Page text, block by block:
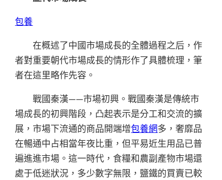
包養
在概述了中國市場成長的全體過程之后，作
者對重要朝代市場成長的情形作了具體梳理，筆
者在這里略作先容。
戰國秦漢——市場初興。戰國秦漢是傳統市
場成長的初興階段，凸起表示是分工和交流的擴
展，市場下流通的商品開端增包養網多，奢靡品
在暢通中占相當年夜比重，但平易近生用品已普
遍進進市場。這一時代，食糧和農副產物市場還
處于低迷狀況，多少數字無限，鹽鐵的買賣已較